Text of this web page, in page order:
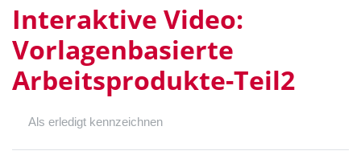
Interaktive Video:
Vorlagenbasierte
Arbeitsprodukte-Teil2
Als erledigt kennzeichnen